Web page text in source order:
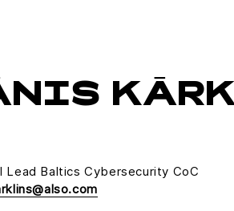
Lead Baltics Cybersecurity CoC